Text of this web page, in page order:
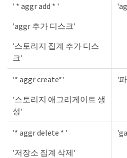
' * aggr add * '
'aggr 추가 디스크'
'스토리지 집계 추가 디스
크'
'* aggr create*'
'스토리지 애그리게이트 생
성'
'
'* aggr delete * '
'저장소 집계 삭제'